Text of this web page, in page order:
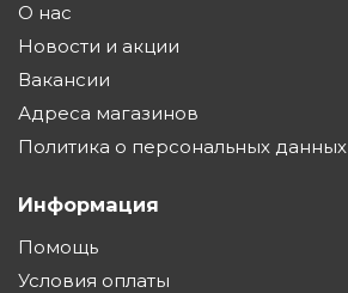
О нас
Новости и акции
Вакансии
Адреса магазинов
Политика о персональных данных
Информация
Помощь
Условия оплаты